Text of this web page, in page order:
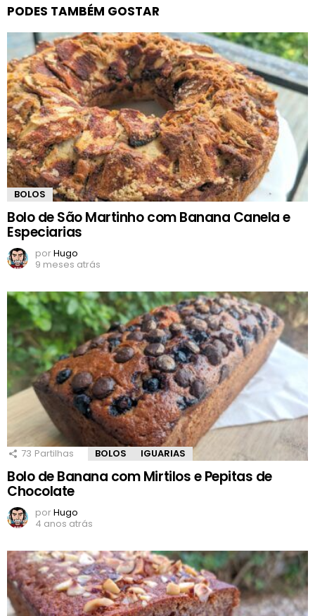
PODES TAMBÉM GOSTAR
BOLOS
Bolo de São Martinho com Banana Canela e
Especiarias
porHugo
9 meses atrás
73 Partilhas BOLOS IGUARIAS
Bolo de Banana com Mirtilos e Pepitas de
Chocolate
porHugo
4 anos atrás